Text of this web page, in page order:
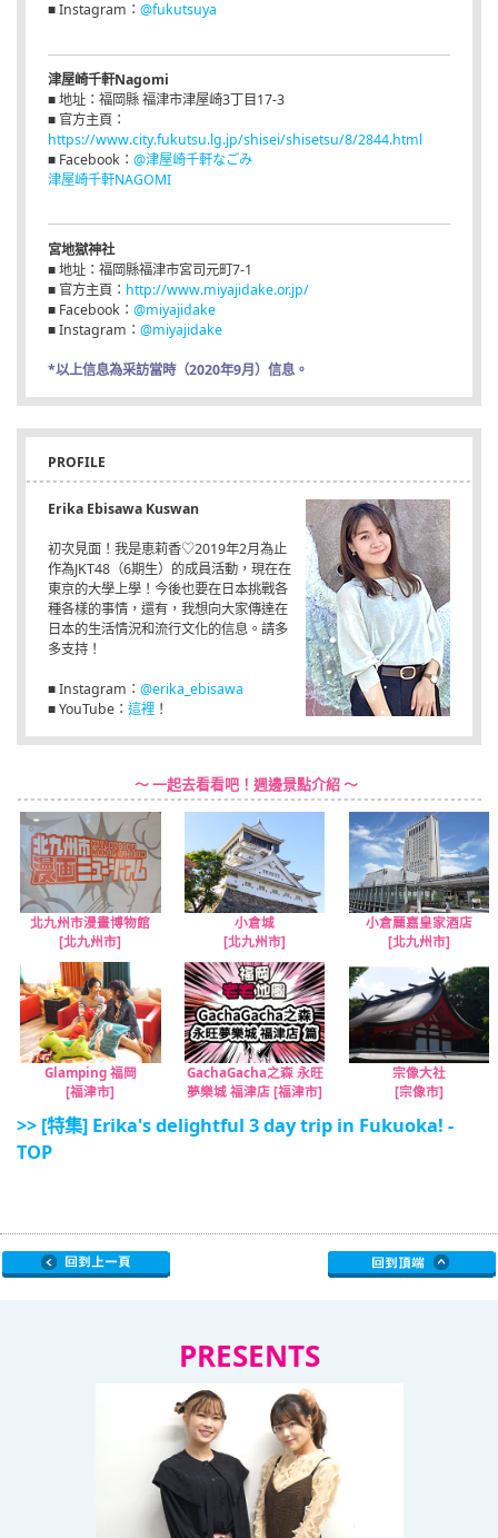
■ Instagram： @fukutsuya
津屋崎千軒Nagomi
■ 地址：福岡縣 福津市津屋崎3丁目17-3
■ 官方主頁：
https://www.city.fukutsu.lg.jp/shisei/shisetsu/8/2844.html
■ Facebook： @津屋崎千軒なごみ
津屋崎千軒NAGOMI
宮地獄神社
■ 地址：福岡縣福津市宮司元町7-1
■ 官方主頁： http://www.miyajidake.or.jp/
■ Facebook： @miyajidake
■ Instagram： @miyajidake
*以上信息為采訪當時（2020年9月）信息。
PROFILE
Erika Ebisawa Kuswan
初次見面！我是恵莉香♡2019年2月為止
作為JKT48（6期生）的成員活動，現在在
東京的大學上學！今後也要在日本挑戰各
種各樣的事情，還有，我想向大家傳達在
日本的生活情況和流行文化的信息。請多
多支持！
■ Instagram： @erika_ebisawa
■ YouTube： 這裡 ！
～ 一起去看看吧！週邊景點介紹 ～
北九州市漫畫博物館
[北九州市]
小倉城
[北九州市]
小倉麗嘉皇家酒店
[北九州市]
Glamping 福岡
[福津市]
GachaGacha之森 永旺
夢樂城 福津店 [福津市]
宗像大社
[宗像市]
>> [特集] Erika's delightful 3 day trip in Fukuoka! -
TOP
PRESENTS